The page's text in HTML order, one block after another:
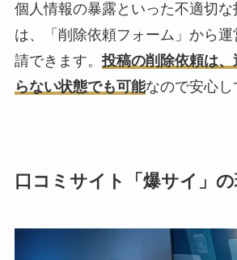
個人情報の暴露といった不適切な
は、「削除依頼フォーム」から運
請できます。 投稿の削除依頼は
らない状態でも可能なので安心し
口コミサイト「爆サイ」